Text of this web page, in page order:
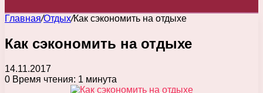
Главная/Отдых/Как сэкономить на отдыхе
Как сэкономить на отдыхе
14.11.2017
0 Время чтения: 1 минута